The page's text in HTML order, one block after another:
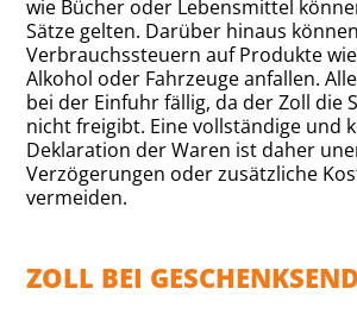
wie Bücher oder Lebensmittel
Sätze gelten. Darüber hinaus können
Verbrauchssteuern auf Produkte
Alkohol oder Fahrzeuge anfallen.
bei der Einfuhr fällig, da der Zoll die
nicht freigibt. Eine vollständige und
Deklaration der Waren ist daher
Verzögerungen oder zusätzliche
vermeiden.
ZOLL BEI